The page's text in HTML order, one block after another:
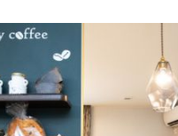
ダイニング側キッチン壁